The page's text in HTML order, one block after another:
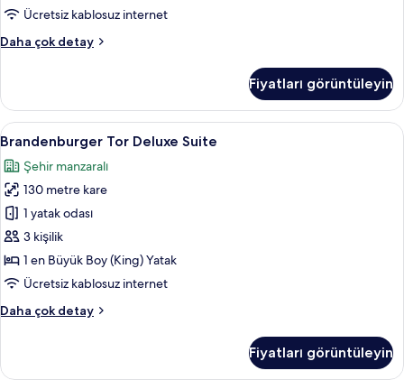
Ücretsiz kablosuz internet
Daha çok detay
Brandenburger
daha
fazla
detay
Fiyatları görüntüleyin
Brandenburger
Tor
Deluxe
Suite
için
tüm
fotoğrafları
görün
Brandenburger Tor Deluxe Suite |
12
Brandenburger Tor Deluxe Suite
Şehir manzaralı
130 metre kare
1 yatak odası
3 kişilik
1 en Büyük Boy (King) Yatak
Ücretsiz kablosuz internet
Daha çok detay
Brandenburger
hakkında
Fiyatları görüntüleyin